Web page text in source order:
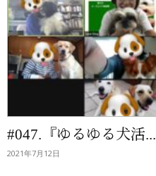
#047.『ゆるゆる犬活...
2021年7月12日